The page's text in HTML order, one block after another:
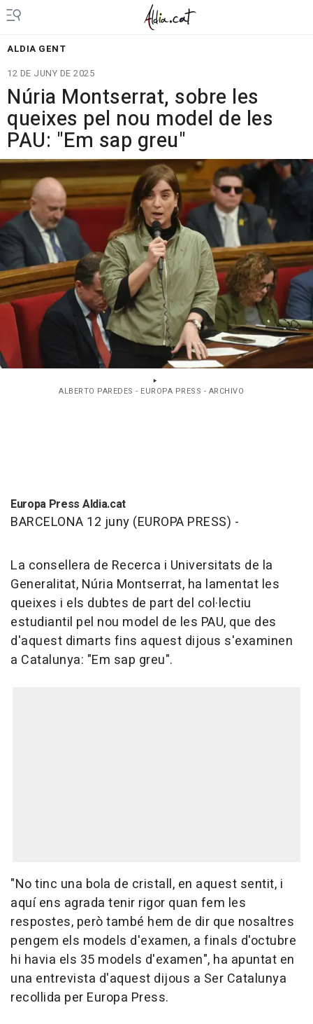
ALDIA GENT
12 DE JUNY DE 2025
Núria Montserrat, sobre les
queixes pel nou model de les
PAU: "Em sap greu"
ALBERTO PAREDES - EUROPA PRESS - ARCHIVO
Europa Press Aldia.cat
BARCELONA 12 juny (EUROPA PRESS) -
La consellera de Recerca i Universitats de la
Generalitat, Núria Montserrat, ha lamentat les
queixes i els dubtes de part del col·lectiu
estudiantil pel nou model de les PAU, que des
d'aquest dimarts fins aquest dijous s'examinen
a Catalunya: "Em sap greu".
"No tinc una bola de cristall, en aquest sentit, i
aquí ens agrada tenir rigor quan fem les
respostes, però també hem de dir que nosaltres
pengem els models d'examen, a finals d'octubre
hi havia els 35 models d'examen", ha apuntat en
una entrevista d'aquest dijous a Ser Catalunya
recollida per Europa Press.